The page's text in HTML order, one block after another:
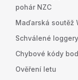
pohár NZC
Maďarská soutěž
Schválené loggery
Chybové kódy
Ověření letu